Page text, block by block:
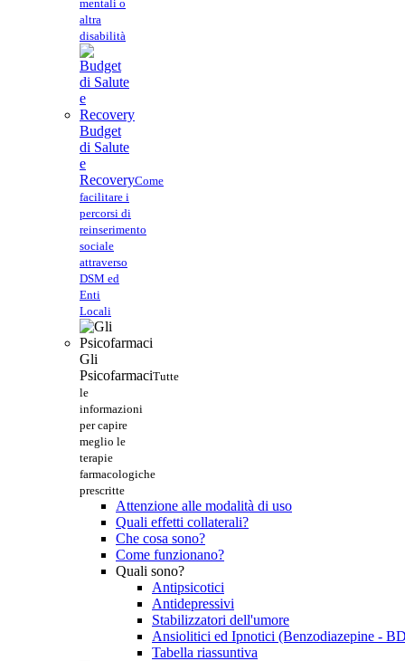
mentali o
altra
disabilità
Budget
di Salute
e
RecoveryCome
facilitare i
percorsi di
reinserimento
sociale
attraverso
DSM ed
Enti
Locali
Gli
PsicofarmaciTutte
le
informazioni
per capire
meglio le
terapie
farmacologiche
prescritte
Attenzione alle modalità di uso
Quali effetti collaterali?
Che cosa sono?
Come funzionano?
Quali sono?
Antipsicotici
Antidepressivi
Stabilizzatori dell'umore
Ansiolitici ed Ipnotici (Benzodiazepine -
Tabella riassuntiva